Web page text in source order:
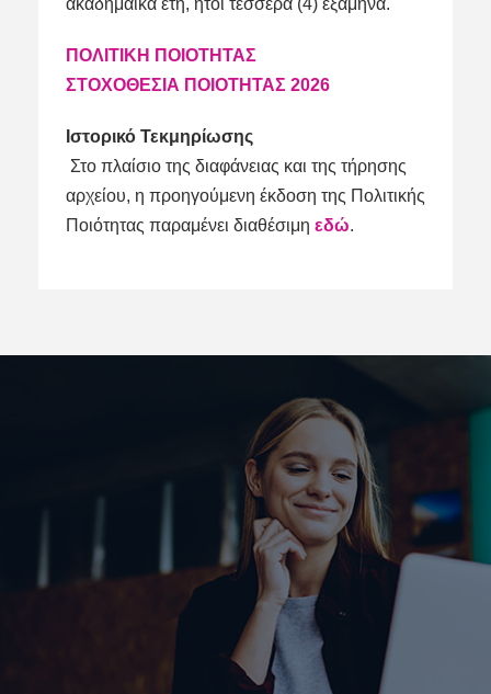
ακαδημαϊκά έτη, ήτοι τέσσερα (4) εξάμηνα.
ΠΟΛΙΤΙΚΗ ΠΟΙΟΤΗΤΑΣ
ΣΤΟΧΟΘΕΣΙΑ ΠΟΙΟΤΗΤΑΣ 2026
Ιστορικό Τεκμηρίωσης
Στο πλαίσιο της διαφάνειας και της τήρησης
αρχείου, η προηγούμενη έκδοση της Πολιτικής
Ποιότητας παραμένει διαθέσιμη εδώ.